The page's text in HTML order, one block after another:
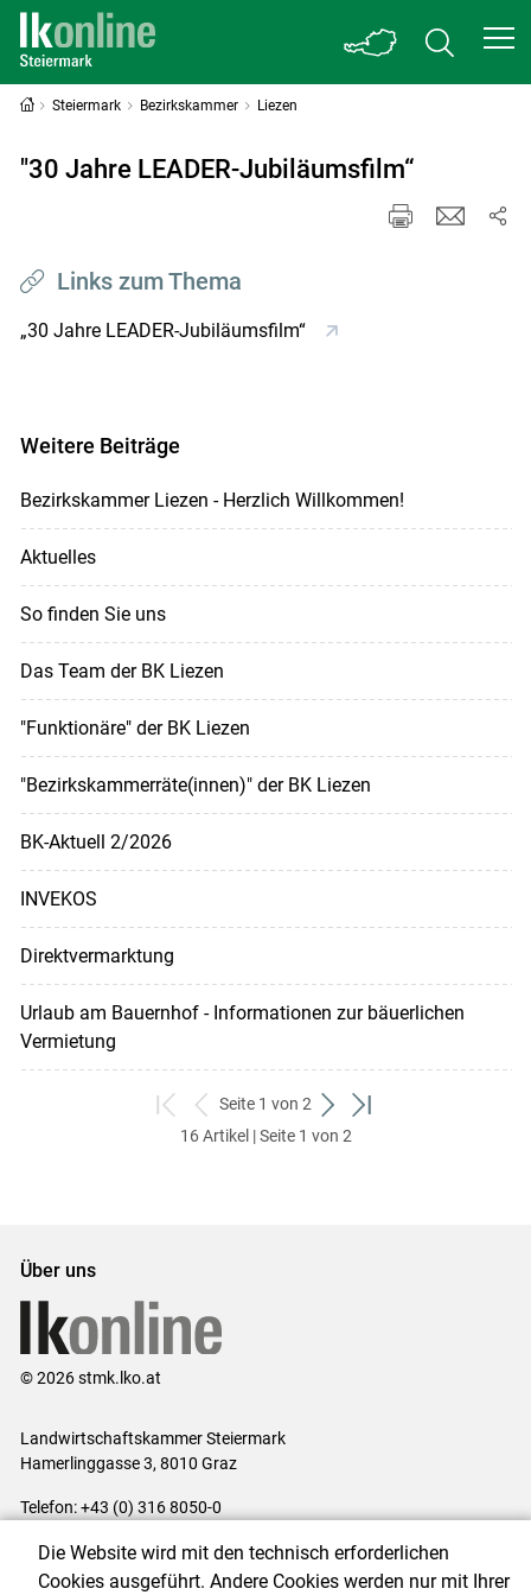
Skip to main content
Steiermark Bezirkskammer Liezen
"30 Jahre LEADER-Jubiläumsfilm“
Links zum Thema
„30 Jahre LEADER-Jubiläumsfilm“
Weitere Beiträge
Bezirkskammer Liezen - Herzlich Willkommen!
Aktuelles
So finden Sie uns
Das Team der BK Liezen
"Funktionäre" der BK Liezen
"Bezirkskammerräte(innen)" der BK Liezen
BK-Aktuell 2/2026
INVEKOS
Direktvermarktung
Urlaub am Bauernhof - Informationen zur bäuerlichen
Vermietung
zum
ersten
zurück
zum
Seite 1 von 2
weiter
zum
zum
16 Artikel | Seite 1 von 2
Über uns
© 2026 stmk.lko.at
Landwirtschaftskammer Steiermark
Hamerlinggasse 3, 8010 Graz
Telefon: +43 (0) 316 8050-0
Impressum|Kontakt|Datenschutzerklärung|Barrierefreiheit|
Die Website wird mit den technisch erforderlichen
Cookies ausgeführt. Andere Cookies werden nur mit Ihrer